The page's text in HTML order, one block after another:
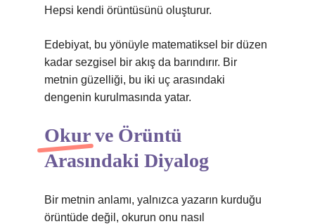
Hepsi kendi örüntüsünü oluşturur.
Edebiyat, bu yönüyle matematiksel bir düzen
kadar sezgisel bir akış da barındırır. Bir
metnin güzelliği, bu iki uç arasındaki
dengenin kurulmasında yatar.
Okur ve Örüntü
Arasındaki Diyalog
Bir metnin anlamı, yalnızca yazarın kurduğu
örüntüde değil, okurun onu nasıl